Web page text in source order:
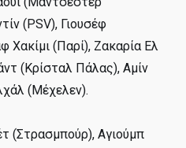
(PSV), Γιουσέφ
Χακίμι (Παρί), Ζακαρία Ελ
(Κρίσταλ Πάλας), Αμίν
(Μέχελεν).
(Στρασμπούρ), Αγιούμπ